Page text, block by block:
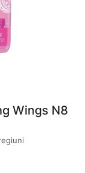
Wings N8